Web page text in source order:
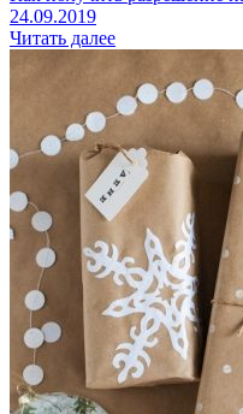
24.09.2019
Читать далее